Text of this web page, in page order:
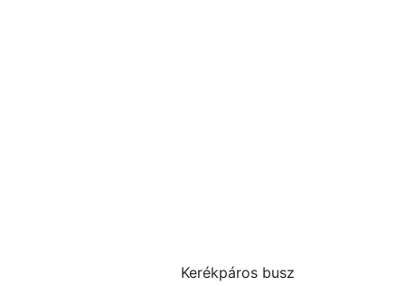
Kerékpáros busz